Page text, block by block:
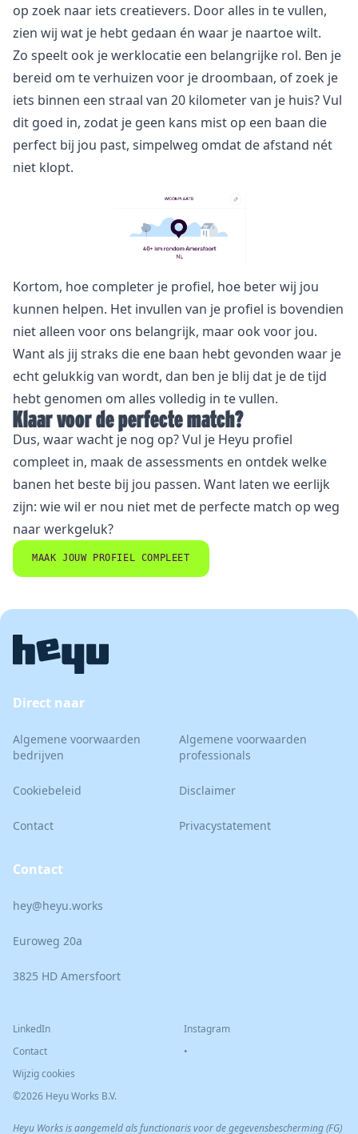
op zoek naar iets creatievers. Door alles in te vullen,
zien wij wat je hebt gedaan én waar je naartoe wilt.
Zo speelt ook je werklocatie een belangrijke rol. Ben je
bereid om te verhuizen voor je droombaan, of zoek je
iets binnen een straal van 20 kilometer van je huis? Vul
dit goed in, zodat je geen kans mist op een baan die
perfect bij jou past, simpelweg omdat de afstand nét
niet klopt.
Kortom, hoe completer je profiel, hoe beter wij jou
kunnen helpen. Het invullen van je profiel is bovendien
niet alleen voor ons belangrijk, maar ook voor jou.
Want als jij straks die ene baan hebt gevonden waar je
echt gelukkig van wordt, dan ben je blij dat je de tijd
hebt genomen om alles volledig in te vullen.
Klaar voor de perfecte match?
Dus, waar wacht je nog op? Vul je Heyu profiel
compleet in, maak deassessments en ontdek welke
banen het beste bij jou passen. Want laten we eerlijk
zijn: wie wil er nou niet met de perfecte match op weg
naar werkgeluk?
MAAK JOUW PROFIEL COMPLEET
Direct naar
Algemene voorwaarden
bedrijven
Algemene voorwaarden
professionals
Cookiebeleid Disclaimer
Contact Privacystatement
Contact
hey@heyu.works
Euroweg 20a
3825 HD Amersfoort
©2026 Heyu Works B.V.
LinkedIn
Instagram
Contact
•
Wijzig cookies
Heyu Works is aangemeld als functionaris voor de gegevensbescherming (FG)